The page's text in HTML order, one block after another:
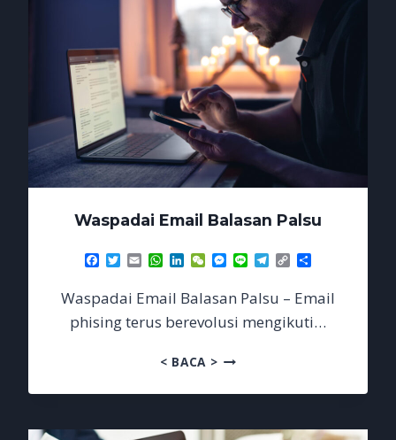
Waspadai Email Balasan Palsu
Facebook
TwitterEmailWhatsApp
LinkedIn
WeChatMessenger
Line Telegram
Copy
Link
Waspadai Email Balasan Palsu – Email
phising terus berevolusi mengikuti…
< BACA >WASPADAI
BALASAN